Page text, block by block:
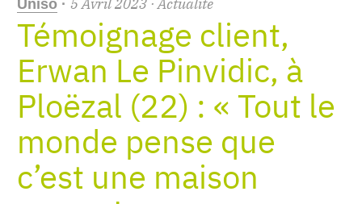
Uniso ·
Témoignage client,
Erwan Le Pinvidic, à
Ploëzal (22) : « Tout le
monde pense que
c’est une maison